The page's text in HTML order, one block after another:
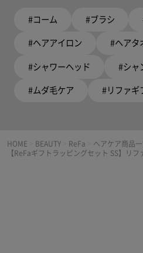
#コーム #ブラシ
#ヘアアイロン #ヘアタ
#シャワーヘッド #シャ
#ムダ毛ケア #リファギ
HOME BEAUTY ReFa ヘアケア商品一
【ReFaギフトラッピングセット SS】リフ